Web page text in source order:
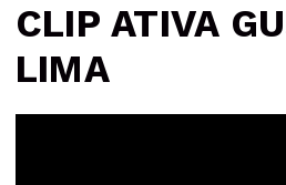
CLIP ATIVA
LIMA